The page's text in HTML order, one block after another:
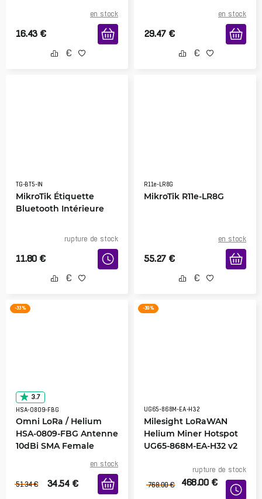
en stock
16.43 €
en stock
29.47 €
TG-BT5-IN
MikroTik Étiquette
Bluetooth Intérieure
rupture de stock
11.80 €
R11e-LR8G
MikroTik R11e-LR8G
en stock
55.27 €
-33 %
3.7
HSA-0809-FBG
Omni LoRa / Helium
HSA-0809-FBG Antenne
10dBi SMA Female
en stock
51.34 € 34.54 €
-39 %
UG65-868M-EA-H32
Milesight LoRaWAN
Helium Miner Hotspot
UG65-868M-EA-H32 v2
rupture de stock
768.00 € 468.00 €